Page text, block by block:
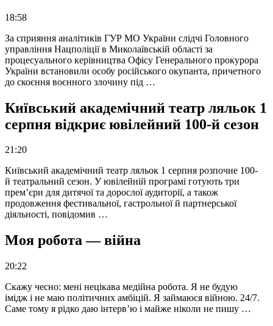
18:58
За сприяння аналітиків ГУР МО України слідчі Головного
управління Нацполіції в Миколаївській області за
процесуального керівництва Офісу Генерального прокурора
України встановили особу російського окупанта, причетного
до скоєння воєнного злочину під …
Київський академічний театр ляльок 1
серпня відкриє ювілейний 100-й сезон
21:20
Київський академічний театр ляльок 1 серпня розпочне 100-
й театральний сезон. У ювілейній програмі готують три
прем’єри для дитячої та дорослої аудиторії, а також
продовження фестивальної, гастрольної й партнерської
діяльності, повідомив …
Моя робота — війна
20:22
Скажу чесно: мені нецікава медійна робота. Я не будую
імідж і не маю політичних амбіцій. Я займаюся війною. 24/7.
Саме тому я рідко даю інтерв’ю і майже ніколи не пишу …